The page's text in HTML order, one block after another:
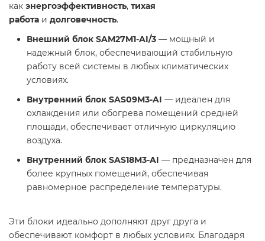
как энергоэффективность, тихая
работа и долговечность.
Внешний блок SAM27M1-AI/3 — мощный и
надежный блок, обеспечивающий стабильную
работу всей системы в любых климатических
условиях.
Внутренний блок SAS09M3-AI — идеален для
охлаждения или обогрева помещений средней
площади, обеспечивает отличную циркуляцию
воздуха.
Внутренний блок SAS18M3-AI — предназначен для
более крупных помещений, обеспечивая
равномерное распределение температуры.
Эти блоки идеально дополняют друг друга и
обеспечивают комфорт в любых условиях. Благодаря